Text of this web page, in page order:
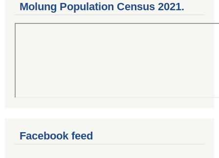
Molung Population Census 2021.
Facebook feed